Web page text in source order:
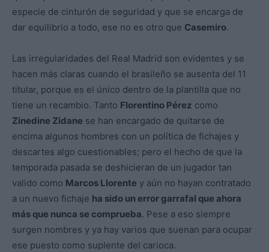
especie de cinturón de seguridad y que se encarga de
dar equilibrio a todo, ese no es otro que Casemiro.
Las irregularidades del Real Madrid son evidentes y se
hacen más claras cuando el brasileño se ausenta del 11
titular, porque es el único dentro de la plantilla que no
tiene un recambio. Tanto Florentino Pérez como
Zinedine Zidane se han encargado de quitarse de
encima algunos hombres con un política de fichajes y
descartes algo cuestionables; pero el hecho de que la
temporada pasada se deshicieran de un jugador tan
valido como Marcos Llorente y aún no hayan contratado
a un nuevo fichaje ha sido un error garrafal que ahora
más que nunca se comprueba. Pese a eso siempre
surgen nombres y ya hay varios que suenan para ocupar
ese puesto como suplente del carioca.